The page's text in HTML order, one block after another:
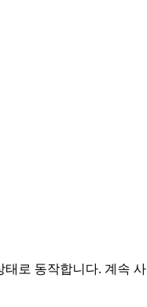
로 동작합니다. 계속